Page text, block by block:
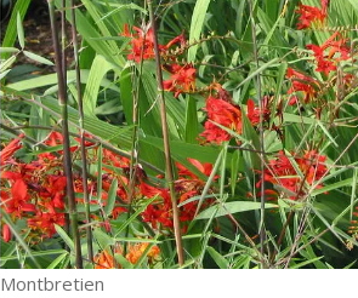
Montbretien